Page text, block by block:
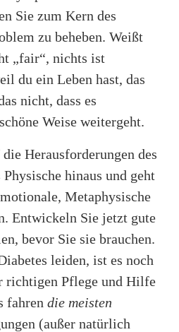
Sie zum Kern des
zu beheben. Weißt
„fair“, nichts ist
du ein Leben hast, das
nicht, dass es
Weise weitergeht.
Herausforderungen des
hinaus und geht
Metaphysische
Entwickeln Sie jetzt gute
bevor Sie sie brauchen.
leiden, ist es noch
richtigen Pflege und Hilfe
fahren die meisten
(außer natürlich